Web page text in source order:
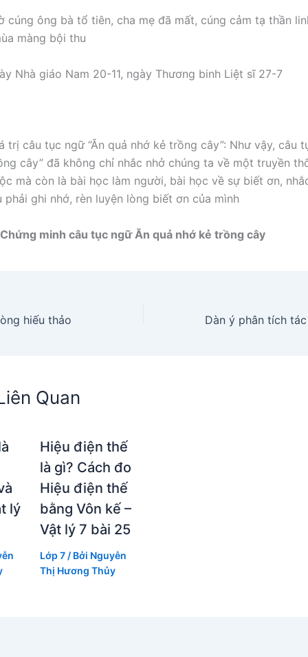
cúng ông bà tổ tiên, cha mẹ đã mất, cúng cảm tạ thần
màng bội thu
Nhà giáo Nam 20-11, ngày Thương binh Liệt sĩ 27-7
trị câu tục ngữ “Ăn quả nhớ kẻ trồng cây”: Như vậy, câu
cây” đã không chỉ nhắc nhở chúng ta về một truyền
mà còn là bài học làm người, bài học về sự biết ơn,
phải ghi nhớ, rèn luyện lòng biết ơn của mình
Chứng minh câu tục ngữ Ăn quả nhớ kẻ trồng cây
hiếu thảo
Quan
lý
Hiệu điện thế
là gì? Cách đo
Hiệu điện thế
bằng Vôn kế –
Vật lý 7 bài 25
Lớp 7/ Bởi Nguyễn
Thị Hương Thủy